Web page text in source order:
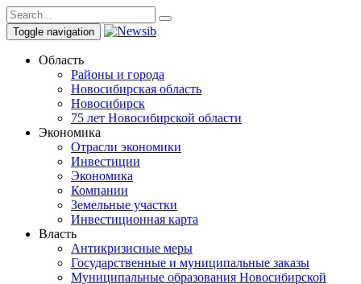
Toggle navigation
Область
Районы и города
Новосибирская область
Новосибирск
75 лет Новосибирской области
Экономика
Отрасли экономики
Инвестиции
Экономика
Компании
Земельные участки
Инвестиционная карта
Власть
Антикризисные меры
Государственные и муниципальные заказы
Муниципальные образования Новосибирской